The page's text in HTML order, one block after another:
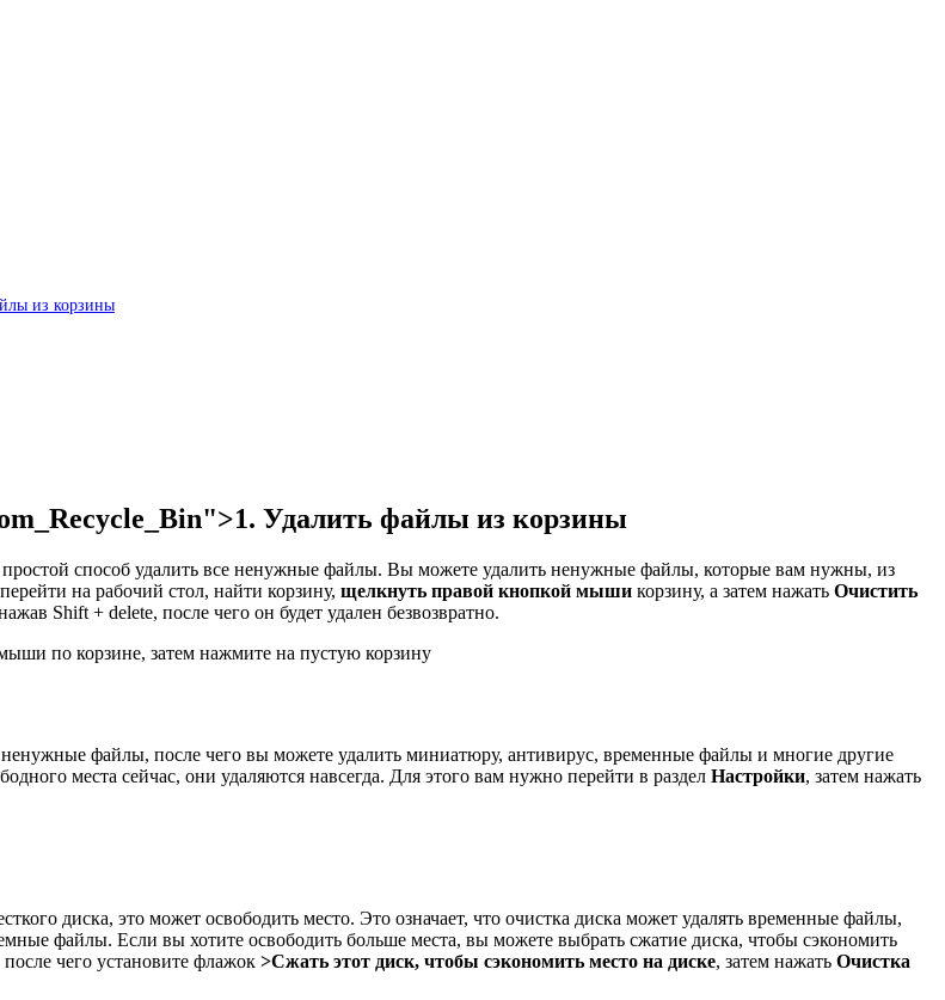
из корзины
Удалить файлы из корзины
способ удалить все ненужные файлы. Вы можете удалить ненужные файлы, которые вам нужны, из
на рабочий стол, найти корзину, щелкнуть правой кнопкой мыши корзину, а затем нажать Очистить
Shift + delete, после чего он будет удален безвозвратно.
по корзине, затем нажмите на пустую корзину
файлы, после чего вы можете удалить миниатюру, антивирус, временные файлы и многие другие
места сейчас, они удаляются навсегда. Для этого вам нужно перейти в раздел Настройки, затем нажать
диска, это может освободить место. Это означает, что очистка диска может удалять временные файлы,
файлы. Если вы хотите освободить больше места, вы можете выбрать сжатие диска, чтобы сэкономить
после чего установите флажок >Сжать этот диск, чтобы сэкономить место на диске, затем нажать Очистка